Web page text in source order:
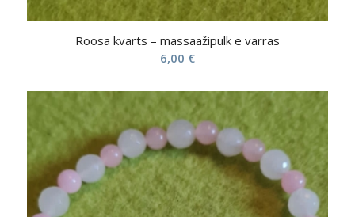
Roosa kvarts – massaažipulk e varras
6,00 €